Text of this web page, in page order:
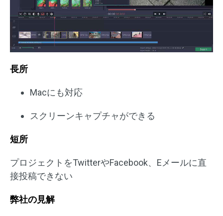
長所
Macにも対応
スクリーンキャプチャができる
短所
プロジェクトをTwitterやFacebook、Eメールに直
接投稿できない
弊社の見解